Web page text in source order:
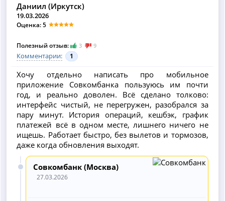
Даниил (Иркутск)
19.03.2026
Оценка: 5
Полезный отзыв: 3 9
Комментарии: 1
Хочу отдельно написать про мобильное
приложение Совкомбанка пользуюсь им почти
год, и реально доволен. Всё сделано толково:
интерфейс чистый, не перегружен, разобрался за
пару минут. История операций, кешбэк, график
платежей всё в одном месте, лишнего ничего не
ищешь. Работает быстро, без вылетов и тормозов,
даже когда обновления выходят.
Совкомбанк (Москва)
27.03.2026